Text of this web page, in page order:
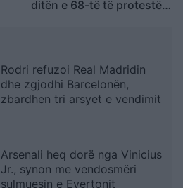
ditën e 68-të të protestës
Rodri refuzoi Real Madridin
dhe zgjodhi Barcelonën,
zbardhen tri arsyet e vendimit
Arsenali heq dorë nga Vinicius
Jr., synon me vendosmëri
sulmuesin e Evertonit